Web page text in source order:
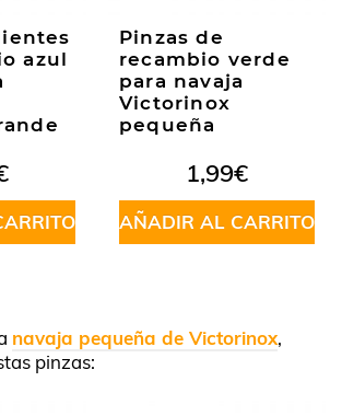
azul
Pinzas de
recambio verde
para navaja
Victorinox
pequeña
1,99€
AÑADIR AL CARRITO
navaja pequeña de Victorinox,
pinzas: